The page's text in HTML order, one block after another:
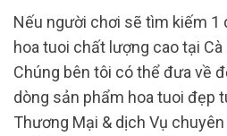
Nếu người chơi sẽ tìm kiếm 1
hoa tuoi chất lượng cao tại Cà
Chúng bên tôi có thể đưa về
dòng sản phẩm hoa tuoi đẹp
Thương Mại & dịch Vụ